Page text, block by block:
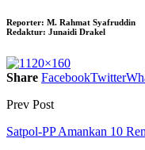
Reporter: M. Rahmat Syafruddin
Redaktur: Junaidi Drakel
Share FacebookTwitter
Prev Post
Satpol-PP Amankan 10